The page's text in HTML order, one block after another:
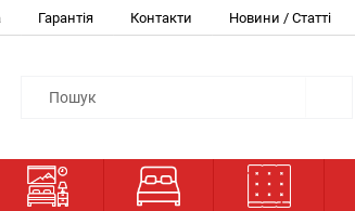
Гарантія Контакти Новини / Статті